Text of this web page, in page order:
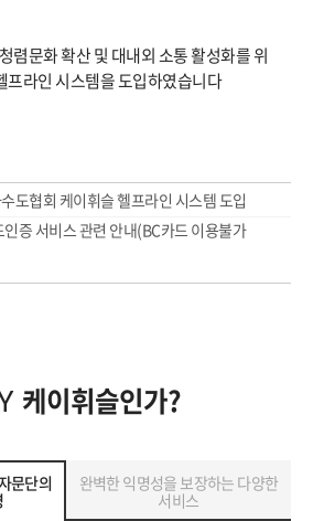
렴문화 확산 및 대내외 소통 활성화를 위
프라인 시스템을 도입하였습니다
도협회 케이휘슬 헬프라인 시스템 도입
인증 서비스 관련 안내(BC카드 이용불가
케이휘슬인가?
문단의
완벽한 익명성을 보장하는 다양한
서비스